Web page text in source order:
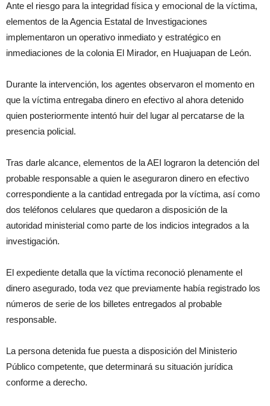
Ante el riesgo para la integridad física y emocional de la víctima,
elementos de la Agencia Estatal de Investigaciones
implementaron un operativo inmediato y estratégico en
inmediaciones de la colonia El Mirador, en Huajuapan de León.
Durante la intervención, los agentes observaron el momento en
que la víctima entregaba dinero en efectivo al ahora detenido
quien posteriormente intentó huir del lugar al percatarse de la
presencia policial.
Tras darle alcance, elementos de la AEI lograron la detención del
probable responsable a quien le aseguraron dinero en efectivo
correspondiente a la cantidad entregada por la víctima, así como
dos teléfonos celulares que quedaron a disposición de la
autoridad ministerial como parte de los indicios integrados a la
investigación.
El expediente detalla que la víctima reconoció plenamente el
dinero asegurado, toda vez que previamente había registrado los
números de serie de los billetes entregados al probable
responsable.
La persona detenida fue puesta a disposición del Ministerio
Público competente, que determinará su situación jurídica
conforme a derecho.